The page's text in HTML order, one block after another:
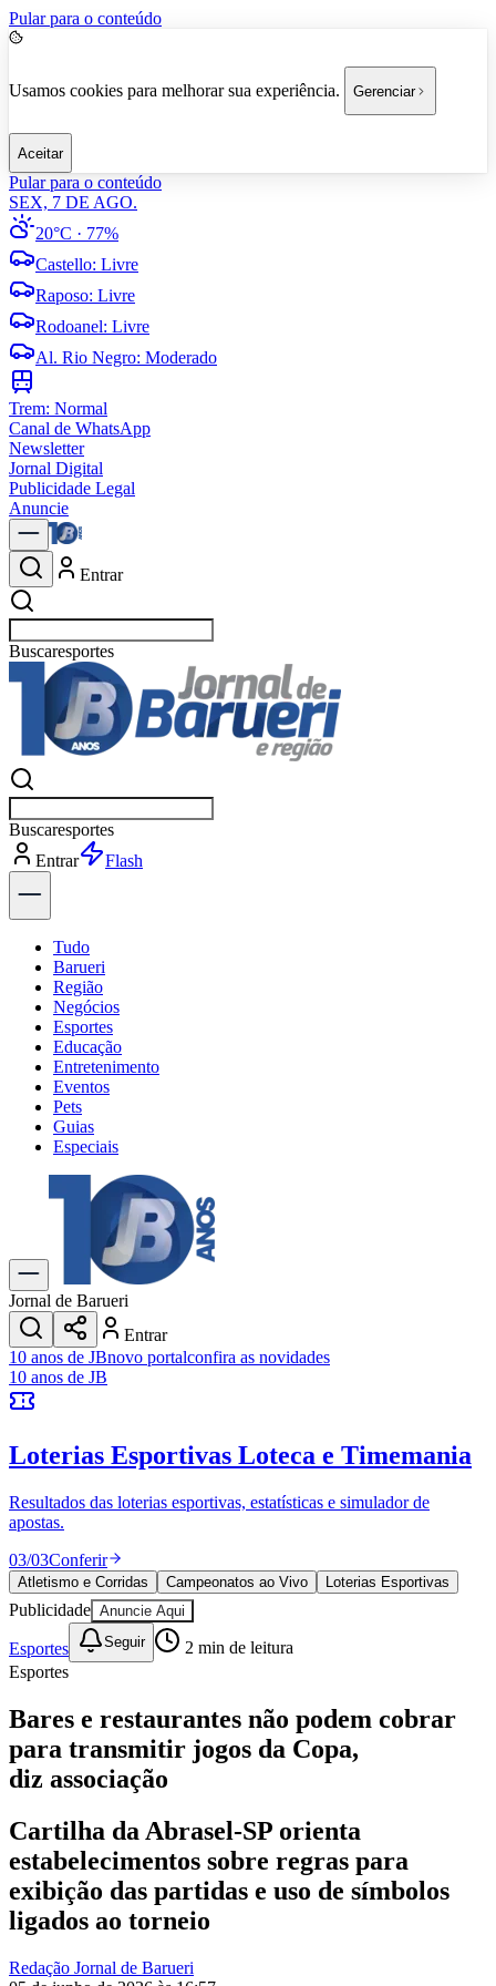
Pular para o conteúdo
Usamos cookies para melhorar sua experiência. Gerenciar
Aceitar
Pular para o conteúdo
SEX, 7 DE AGO.
20°C · 77%
Castello: Livre
Raposo: Livre
Rodoanel: Livre
Al. Rio Negro: Moderado
Trem: Normal
Canal de WhatsApp
Newsletter
Jornal Digital
Publicidade Legal
Anuncie
Entrar
Buscarpolítica
Buscarpolítica
Entrar
Explorar
Tudo
Barueri
Região
Negócios
Esportes
Educação
Entretenimento
Eventos
Pets
Guias
Especiais
Explore Tudo
Últimas Notícias
Previsão do Tempo
Trânsito e Rotas
Dia a Dia & Lazer
Transportes
Gastronomia
Cinema & Shows
JogosNovo
Anuncie no Portal
Cadastrar Empresa
Divulgar Vagas
Publicidade Legal
Política
Eleições
Esportes
Saúde
Segurança
Cultura
Meio Ambiente
Educação
Bairros de Barueri
AldeiaAldeia da Serra Aldeia de Barueri Alphaville
JubranBelvalBethavilleBoa
Vista CalifórniaCarapicuíbaCentroChácaras MarcoCidades da
Região Cotia Cruz Preta Engenho Novo
MilitarItapeviJandiraJardim Audir
EsperançaJardim GrazielaJardim Iracema
Jornal de Barueri
Entrar
10 anos de JBnovo portalconfira as novidades
10 anos de JB
Loterias Esportivas Loteca e Timemania
Resultados das loterias esportivas, estatísticas e simulador de
apostas.
03/03Conferir
Atletismo e Corridas Campeonatos ao Vivo Loterias Esportivas
Publicidade Anuncie Aqui
Esportes Seguir 2 min de leitura
Esportes
Bares e restaurantes não podem cobrar
para transmitir jogos da Copa,
diz associação
Cartilha da Abrasel-SP orienta
estabelecimentos sobre regras para
exibição das partidas e uso de símbolos
ligados ao torneio
Redação Jornal de Barueri